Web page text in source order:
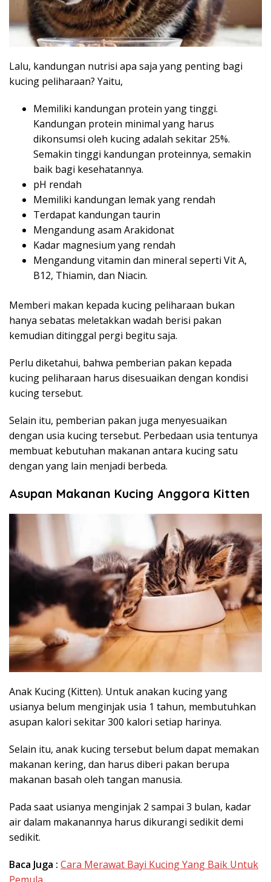
Lalu, kandungan nutrisi apa saja yang penting bagi
kucing peliharaan? Yaitu,
Memiliki kandungan protein yang tinggi.
Kandungan protein minimal yang harus
dikonsumsi oleh kucing adalah sekitar 25%.
Semakin tinggi kandungan proteinnya, semakin
baik bagi kesehatannya.
pH rendah
Memiliki kandungan lemak yang rendah
Terdapat kandungan taurin
Mengandung asam Arakidonat
Kadar magnesium yang rendah
Mengandung vitamin dan mineral seperti Vit A,
B12, Thiamin, dan Niacin.
Memberi makan kepada kucing peliharaan bukan
hanya sebatas meletakkan wadah berisi pakan
kemudian ditinggal pergi begitu saja.
Perlu diketahui, bahwa pemberian pakan kepada
kucing peliharaan harus disesuaikan dengan kondisi
kucing tersebut.
Selain itu, pemberian pakan juga menyesuaikan
dengan usia kucing tersebut. Perbedaan usia tentunya
membuat kebutuhan makanan antara kucing satu
dengan yang lain menjadi berbeda.
Asupan Makanan Kucing Anggora Kitten
Anak Kucing (Kitten). Untuk anakan kucing yang
usianya belum menginjak usia 1 tahun, membutuhkan
asupan kalori sekitar 300 kalori setiap harinya.
Selain itu, anak kucing tersebut belum dapat memakan
makanan kering, dan harus diberi pakan berupa
makanan basah oleh tangan manusia.
Pada saat usianya menginjak 2 sampai 3 bulan, kadar
air dalam makanannya harus dikurangi sedikit demi
sedikit.
Baca Juga : Cara Merawat Bayi Kucing Yang Baik Untuk